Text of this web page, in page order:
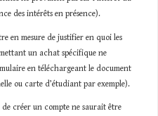
des intérêts en présence).
en mesure de justifier en quoi les
un achat spécifique ne
en téléchargeant le document
ou carte d’étudiant par exemple).
créer un compte ne saurait être